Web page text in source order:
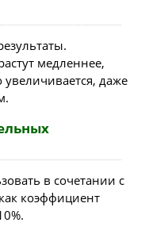
медленнее,
даже
в сочетании с
коэффициент